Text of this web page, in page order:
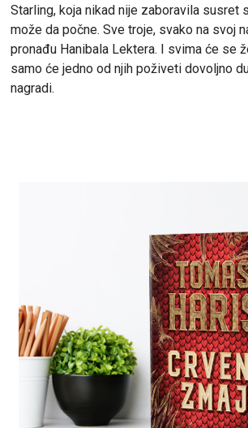
Starling, koja nikad nije zaboravila susret
može da počne. Sve troje, svako na svoj
pronađu Hanibala Lektera. I svima će se
samo će jedno od njih poživeti dovoljno
nagradi.